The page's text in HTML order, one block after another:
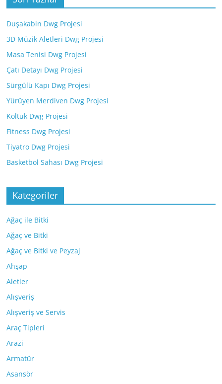
Duşakabin Dwg Projesi
3D Müzik Aletleri Dwg Projesi
Masa Tenisi Dwg Projesi
Çatı Detayı Dwg Projesi
Sürgülü Kapı Dwg Projesi
Yürüyen Merdiven Dwg Projesi
Koltuk Dwg Projesi
Fitness Dwg Projesi
Tiyatro Dwg Projesi
Basketbol Sahası Dwg Projesi
Kategoriler
Ağaç ile Bitki
Ağaç ve Bitki
Ağaç ve Bitki ve Peyzaj
Ahşap
Aletler
Alışveriş
Alışveriş ve Servis
Araç Tipleri
Arazi
Armatür
Asansör